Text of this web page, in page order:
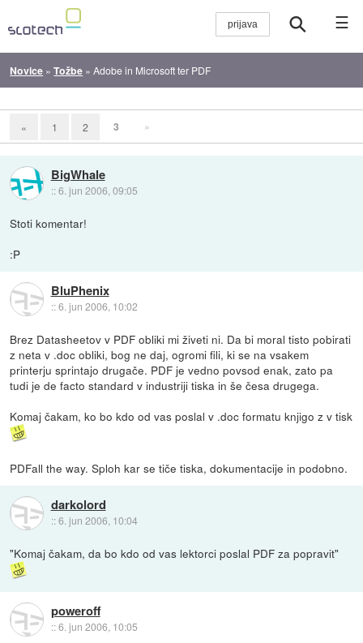
☰
Novice »Tožbe »Adobe in Microsoft ter PDF
« 1 2 3 »
BigWhale
::6. jun 2006, 09:05
Stoti komentar!
:P
BluPhenix
::6. jun 2006, 10:02
Brez Datasheetov v PDF obliki mi živeti ni. Da bi moral tisto pobirati
z neta v .doc obliki, bog ne daj, ogromi fili, ki se na vsakem
printerju sprintajo drugače. PDF je vedno povsod enak, zato pa
tudi je de facto standard v industriji tiska in še česa drugega.
Komaj čakam, ko bo kdo od vas poslal v .doc formatu knjigo z v tisk
PDFall the way. Sploh kar se tiče tiska, dokumentacije in podobno.
darkolord
::6. jun 2006, 10:04
"Komaj čakam, da bo kdo od vas lektorci poslal PDF za popravit"
poweroff
::6. jun 2006, 10:05